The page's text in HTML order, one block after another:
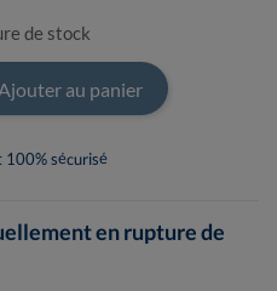
de stock
au panier
100% sécurisé
en rupture de